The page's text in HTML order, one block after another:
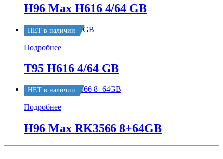
H96 Max H616 4/64 GB
НЕТ в наличии
Подробнее
T95 H616 4/64 GB
НЕТ в наличии
Подробнее
H96 Max RK3566 8+64GB